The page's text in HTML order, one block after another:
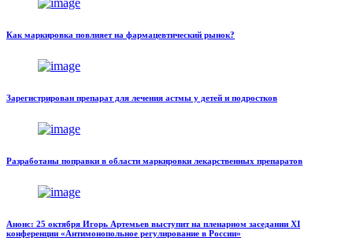
Как маркировка повлияет на фармацевтический рынок?
Зарегистрирован препарат для лечения астмы у детей и подростков
Разработаны поправки в области маркировки лекарственных препаратов
Анонс: 25 октября Игорь Артемьев выступит на пленарном заседании XI
конференции «Антимонопольное регулирование в России»